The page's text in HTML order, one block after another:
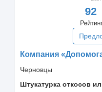
92
Компания
Черновцы
Штукатурка откосов